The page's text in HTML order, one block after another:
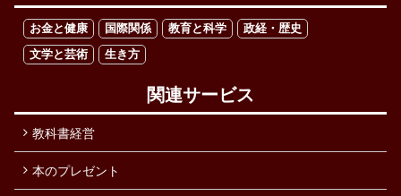
お金と健康 国際関係 教育と科学
政経・歴史
文学と芸術
生き方
関連サービス
教科書経営
本のプレゼント